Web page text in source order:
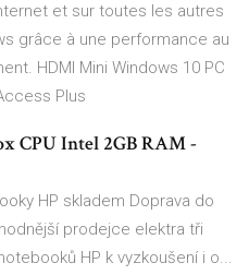
et sur toutes les autres
grâce à une performance au
HDMI Mini Windows 10 PC
Plus
CPU Intel 2GB RAM -
HP skladem Doprava do
prodejce elektra tři
HP k vyzkoušení i o...